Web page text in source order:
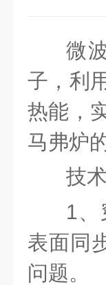
微
子，利
热能，
马弗炉
技
1、
表面同
问题。